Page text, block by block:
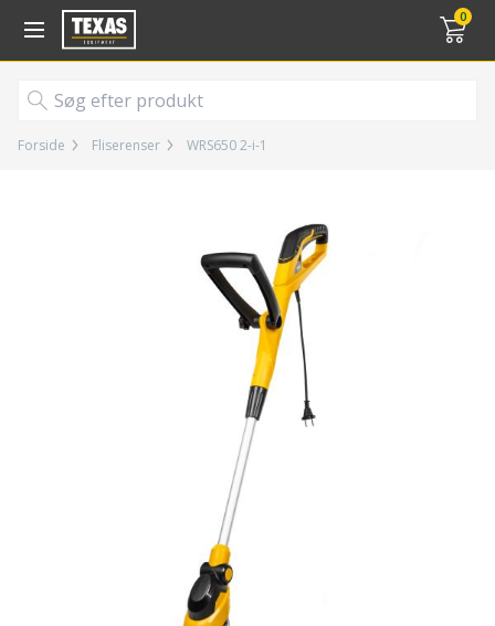
0
Gå til kurv (
Forside Fliserenser WRS650 2-i-1